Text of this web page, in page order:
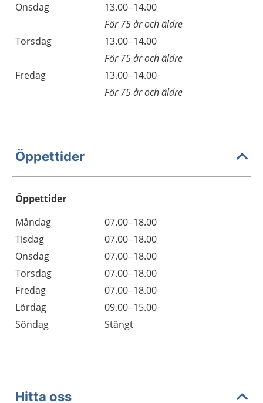
Onsdag
13.00–14.00
För 75 år och äldre
Torsdag
13.00–14.00
För 75 år och äldre
Fredag
13.00–14.00
För 75 år och äldre
Öppettider
Öppettider
Dag
Öppettider
Kommentarer
Måndag
07.00–18.00
Tisdag
07.00–18.00
Onsdag
07.00–18.00
Torsdag
07.00–18.00
Fredag
07.00–18.00
Lördag
09.00–15.00
Söndag
Stängt
Hitta oss